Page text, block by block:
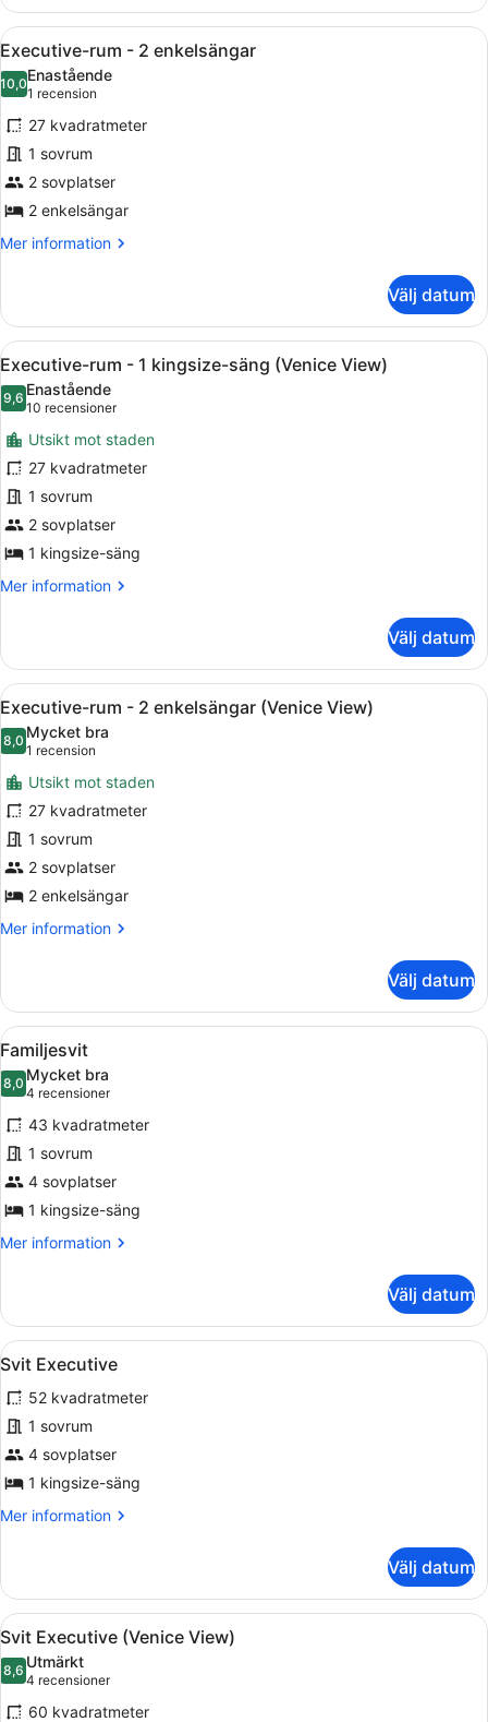
rum
1
kingsize-
säng
Öppna
alla
foton
för
Executive-
rum
-
2
enkelsängar
Ett hotellrum med två sängar,
11
Executive-rum - 2 enkelsängar
10,010,0 av 10
Enastående
1 recension
(1 recension)
27 kvadratmeter
1 sovrum
2 sovplatser
2 enkelsängar
Mer information
Mer
rum
2
enkelsängar
Välj datum
Öppna
alla
foton
för
Executive-
rum
-
1
kingsize-
säng
Ett hotellrum med en stor säng,
8
Executive-rum - 1 kingsize-säng (Venice View)
9,69,6 av 10
Enastående
10 recensioner
(10 recensioner)
Utsikt mot staden
27 kvadratmeter
1 sovrum
2 sovplatser
1 kingsize-säng
Mer information
Mer
rum
1
kingsize-
säng
(Venice
View)
Välj datum
Öppna
alla
foton
för
Executive-
rum
-
2
enkelsängar
(Venice
Ett hotellrum med ett stort
9
Executive-rum - 2 enkelsängar (Venice View)
8,08,0 av 10
Mycket bra
1 recension
(1 recension)
Utsikt mot staden
27 kvadratmeter
1 sovrum
2 sovplatser
2 enkelsängar
Mer information
Mer
rum
2
enkelsängar
(Venice
View)
Välj datum
Öppna
alla
foton
för
Familjesvit
Ett modernt hotellrum med en
8
Familjesvit
8,08,0 av 10
Mycket bra
4 recensioner
(4 recensioner)
43 kvadratmeter
1 sovrum
4 sovplatser
1 kingsize-säng
Mer information
Mer
Välj datum
Öppna
alla
foton
för
Svit
Executive
Ett modernt vardagsrum med en
16
Svit Executive
52 kvadratmeter
1 sovrum
4 sovplatser
1 kingsize-säng
Mer information
Mer
Executive
Välj datum
Öppna
alla
foton
för
Ett modernt hotellrum med en
11
Svit Executive (Venice View)
8,68,6 av 10
Utmärkt
4 recensioner
(4 recensioner)
60 kvadratmeter